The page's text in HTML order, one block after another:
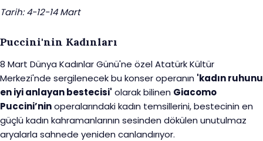
Tarih: 4-12-14 Mart
Puccini'nin Kadınları
8 Mart Dünya Kadınlar Günü'ne özel Atatürk Kültür
Merkezi'nde sergilenecek bu konser operanın 'kadın ruhunu
en iyi anlayan bestecisi' olarak bilinen Giacomo
Puccini’ninoperalarındaki kadın temsillerini, bestecinin en
güçlü kadın kahramanlarının sesinden dökülen unutulmaz
aryalarla sahnede yeniden canlandırıyor.